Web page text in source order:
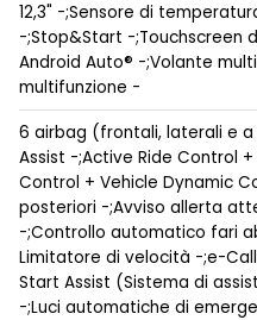
12,3" -;Sensore di
-;Stop&Start -;Touchscreen
Android Auto® -;Volante
multifunzione -
6 airbag (frontali, laterali e a
Assist -;Active Ride Control
Control + Vehicle Dynamic
posteriori -;Avviso allerta
-;Controllo automatico fari
Limitatore di velocità -;e-
Start Assist (Sistema di
-;Luci automatiche di